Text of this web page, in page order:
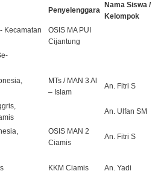
Penyelenggara
Nama Siswa /
Kelompok
Kecamatan
OSIS MA PUI
Cijantung
MTs / MAN 3 Al
– Islam
An. Fitri S
An. Ulfan SM
OSIS MAN 2
Ciamis
An. Fitri S
KKM Ciamis An. Yadi